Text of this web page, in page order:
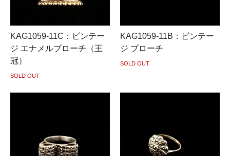
KAG1059-11C：ビンテー
ジ エナメルブローチ（王
冠）
SOLD OUT
KAG1059-11B：ビンテー
ジ ブローチ
SOLD OUT